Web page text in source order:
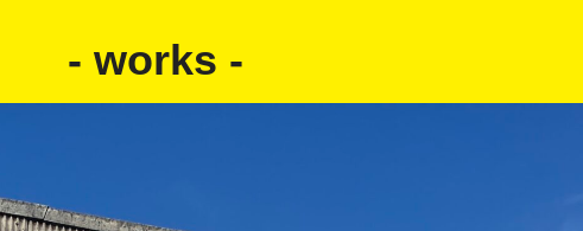
- works -